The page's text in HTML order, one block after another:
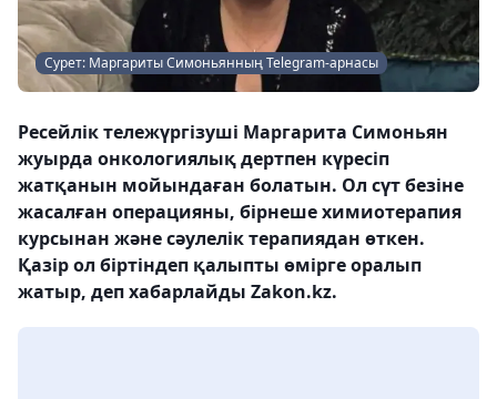
Сурет: Маргариты Симоньянның Telegram-арнасы
Ресейлік тележүргізуші Маргарита Симоньян
жуырда онкологиялық дертпен күресіп
жатқанын мойындаған болатын. Ол сүт безіне
жасалған операцияны, бірнеше химиотерапия
курсынан және сәулелік терапиядан өткен.
Қазір ол біртіндеп қалыпты өмірге оралып
жатыр, деп хабарлайды Zakon.kz.